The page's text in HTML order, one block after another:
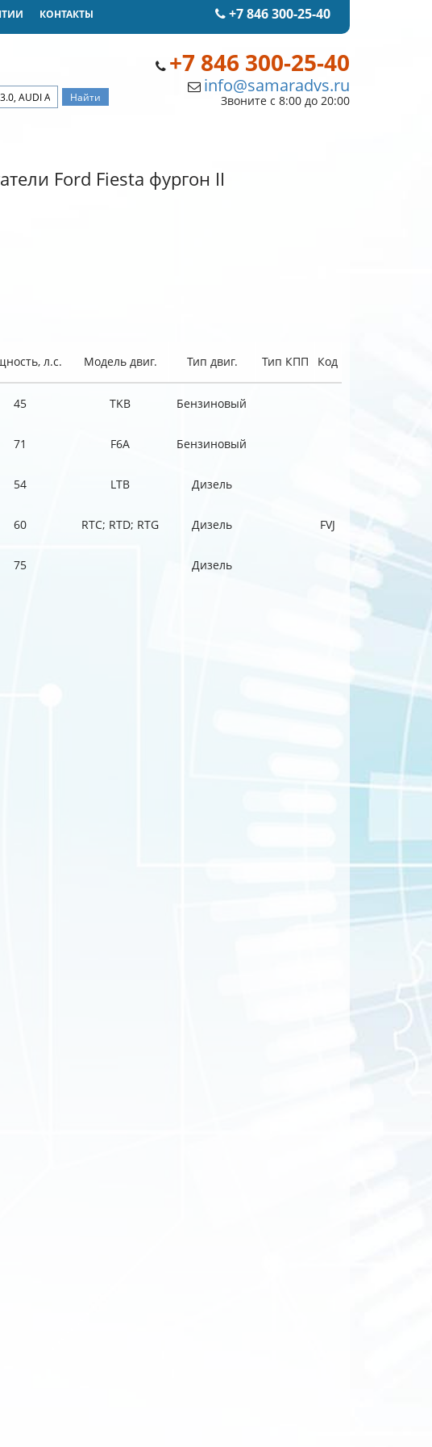
+7 846 300-25-40
КОНТАКТЫ
+7 846 300-25-40
info@samaradvs.ru
Звоните с 8:00 до 20:00
Ford Fiesta фургон II
л.с. Модель двиг. Тип двиг. Тип КПП Код
45 TKB Бензиновый
71 F6A Бензиновый
54 LTB Дизель
60 RTC; RTD; RTG Дизель FVJ
75 Дизель